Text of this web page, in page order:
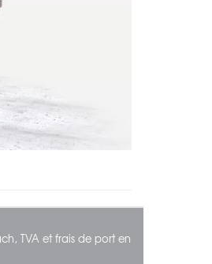
TVA et frais de port en